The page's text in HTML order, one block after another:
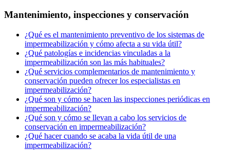
Mantenimiento, inspecciones y conservación
¿Qué es el mantenimiento preventivo de los sistemas de
impermeabilización y cómo afecta a su vida útil?
¿Qué patologías e incidencias vinculadas a la
impermeabilización son las más habituales?
¿Qué servicios complementarios de mantenimiento y
conservación pueden ofrecer los especialistas en
impermeabilización?
¿Qué son y cómo se hacen las inspecciones periódicas en
impermeabilización?
¿Qué son y cómo se llevan a cabo los servicios de
conservación en impermeabilización?
¿Qué hacer cuando se acaba la vida útil de una
impermeabilización?